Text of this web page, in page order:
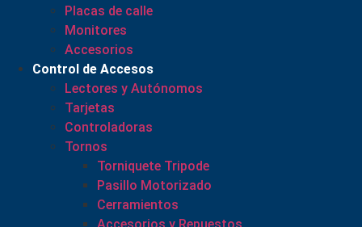
Placas de calle
Monitores
Accesorios
Control de Accesos
Lectores y Autónomos
Tarjetas
Controladoras
Tornos
Torniquete Tripode
Pasillo Motorizado
Cerramientos